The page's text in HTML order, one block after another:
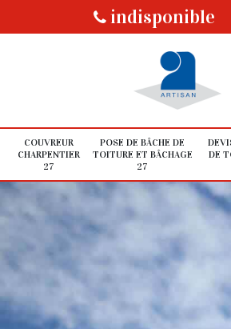
indisponible
COUVREUR
CHARPENTIER
27
POSE DE BÂCHE DE
TOITURE ET BÂCHAGE
27
DE